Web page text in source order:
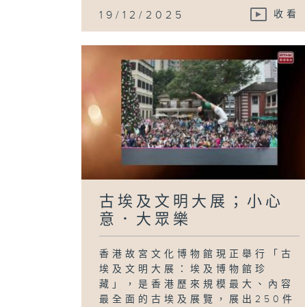
19/12/2025 收看
古埃及文明大展；小心
意．大眾樂
香港故宮文化博物館現正舉行「古
埃及文明大展：埃及博物館珍
藏」，是香港歷來規模最大、內容
最全面的古埃及展覽，展出250件